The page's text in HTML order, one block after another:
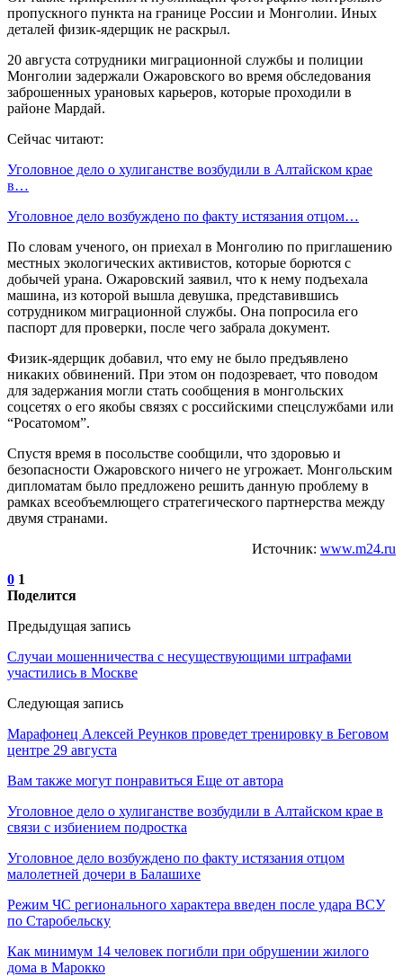
пропускного пункта на границе России и Монголии. Иных
деталей физик-ядерщик не раскрыл.
20 августа сотрудники миграционной службы и полиции
Монголии задержали Ожаровского во время обследования
заброшенных урановых карьеров, которые проходили в
районе Мардай.
Сейчас читают:
Уголовное дело о хулиганстве возбудили в Алтайском крае
в…
Уголовное дело возбуждено по факту истязания отцом…
По словам ученого, он приехал в Монголию по приглашению
местных экологических активистов, которые борются с
добычей урана. Ожаровский заявил, что к нему подъехала
машина, из которой вышла девушка, представившись
сотрудником миграционной службы. Она попросила его
паспорт для проверки, после чего забрала документ.
Физик-ядерщик добавил, что ему не было предъявлено
никаких обвинений. При этом он подозревает, что поводом
для задержания могли стать сообщения в монгольских
соцсетях о его якобы связях с российскими спецслужбами или
“Росатомом”.
Спустя время в посольстве сообщили, что здоровью и
безопасности Ожаровского ничего не угрожает. Монгольским
дипломатам было предложено решить данную проблему в
рамках всеобъемлющего стратегического партнерства между
двумя странами.
Источник: www.m24.ru
0 1
Поделится
Предыдущая запись
Случаи мошенничества с несуществующими штрафами
участились в Москве
Следующая запись
Марафонец Алексей Реунков проведет тренировку в Беговом
центре 29 августа
Вам также могут понравиться Еще от автора
Уголовное дело о хулиганстве возбудили в Алтайском крае в
связи с избиением подростка
Уголовное дело возбуждено по факту истязания отцом
малолетней дочери в Балашихе
Режим ЧС регионального характера введен после удара ВСУ
по Старобельску
Как минимум 14 человек погибли при обрушении жилого
дома в Марокко